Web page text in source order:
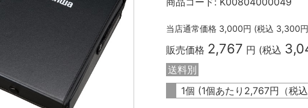
当店通常価格 3,000円 (税込 3,300
販売価格 2,767 円 (税込
送料別
1個 (1個あたり 2,767円（税